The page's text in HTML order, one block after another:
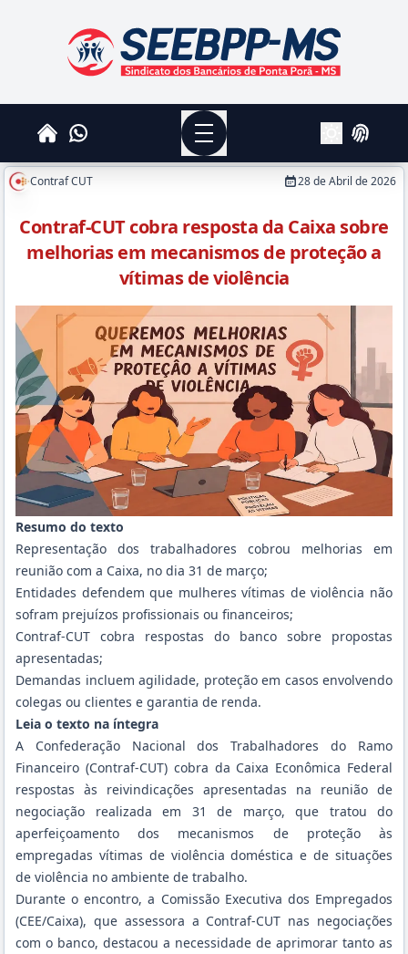
SEEBPPMS - Sindicato dos Bancários de Ponta
HomeWhatsapp
Menu
AlterarLogin
Contraf CUT 28 de Abril de 2026
Contraf-CUT cobra resposta da Caixa sobre
melhorias em mecanismos de proteção a
vítimas de violência
Resumo do texto
Representação dos trabalhadores cobrou melhorias em
reunião com a Caixa, no dia 31 de março;
Entidades defendem que mulheres vítimas de violência não
sofram prejuízos profissionais ou financeiros;
Contraf-CUT cobra respostas do banco sobre propostas
apresentadas;
Demandas incluem agilidade, proteção em casos envolvendo
colegas ou clientes e garantia de renda.
Leia o texto na íntegra
A Confederação Nacional dos Trabalhadores do Ramo
Financeiro (Contraf-CUT) cobra da Caixa Econômica Federal
respostas às reivindicações apresentadas na reunião de
negociação realizada em 31 de março, que tratou do
aperfeiçoamento dos mecanismos de proteção às
empregadas vítimas de violência doméstica e de situações
de violência no ambiente de trabalho.
Durante o encontro, a Comissão Executiva dos Empregados
(CEE/Caixa), que assessora a Contraf-CUT nas negociações
com o banco, destacou a necessidade de aprimorar tanto as